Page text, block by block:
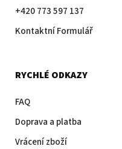
+420 773 597 137
Kontaktní Formulář
RYCHLÉ ODKAZY
FAQ
Doprava a platba
Vrácení zboží